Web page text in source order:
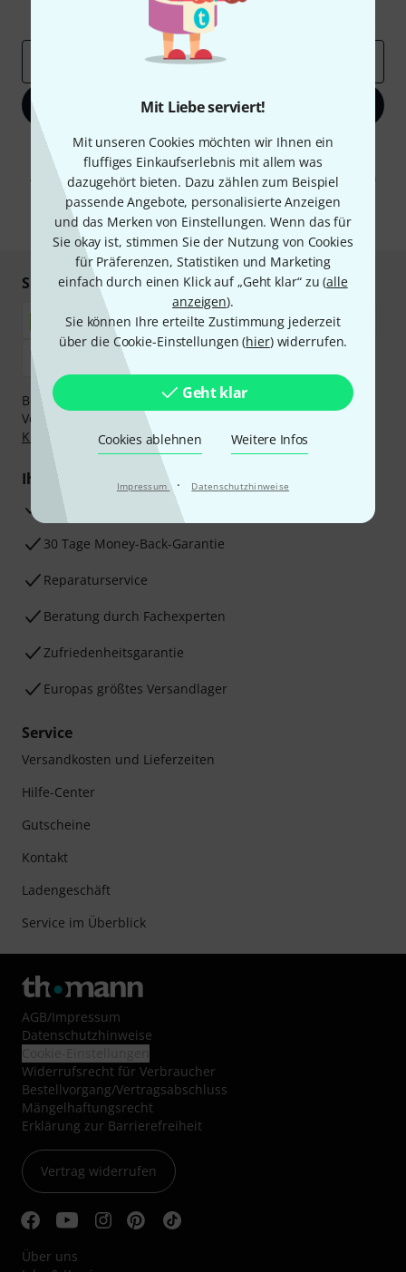
Mit Liebe serviert!
Mit unseren Cookies möchten wir Ihnen ein
fluffiges Einkaufserlebnis mit allem was
dazugehört bieten. Dazu zählen zum Beispiel
passende Angebote, personalisierte Anzeigen
und das Merken von Einstellungen. Wenn das für
Sie okay ist, stimmen Sie der Nutzung von Cookies
für Präferenzen, Statistiken und Marketing
einfach durch einen Klick auf „Geht klar“ zu (alle
anzeigen).
Sie können Ihre erteilte Zustimmung jederzeit
über die Cookie-Einstellungen (hier) widerrufen.
Geht klar
Cookies ablehnen Weitere Infos
Impressum · Datenschutzhinweise
Jetzt anmelden
Mit Klick auf „Jetzt anmelden“ stimmen Sie dem Erhalt von E-Mail-
Werbung und einer Messung des E-Mail-Nutzungsverhaltens zu. Die
Abmeldung ist jederzeit möglich. Weitere Informationen finden Sie in
unserenDatenschutzhinweisen.
* Pflichtfeld
Sicher einkaufen & bezahlen
Bezahlen Sie vertraulich und sicher per Nachnahme,
Vorkasse, PayPal, Amazon Pay,
Klarna Ratenzahlungoder Kreditkarte.
Ihre Vorteile
3 Jahre Thomann Garantie
30 Tage Money-Back-Garantie
Reparaturservice
Beratung durch Fachexperten
Zufriedenheitsgarantie
Europas größtes Versandlager
Service
Versandkosten und Lieferzeiten
Hilfe-Center
Gutscheine
Kontakt
Ladengeschäft
Service im Überblick
AGB/Impressum
Datenschutzhinweise
Widerrufsrecht für Verbraucher
Bestellvorgang/Vertragsabschluss
Mängelhaftungsrecht
Erklärung zur Barrierefreiheit
Vertrag widerrufen
Über uns